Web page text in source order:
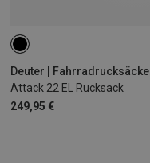
Deuter | Fahrradrucksäcke
Attack 22 EL Rucksack
249,95 €
22L